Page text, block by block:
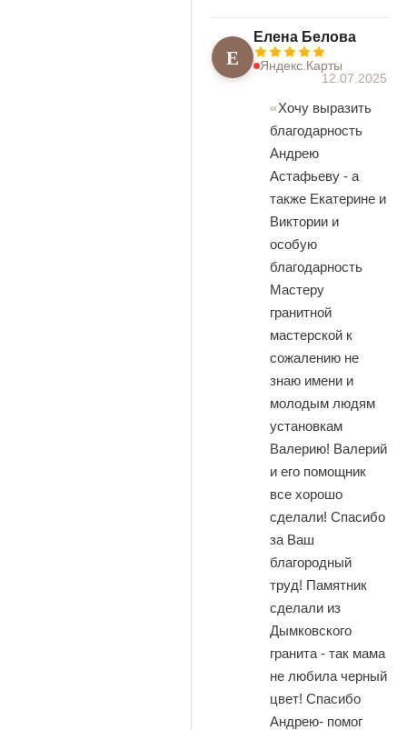
Е
Елена Белова
Яндекс.Карты
12.07.2025
Хочу выразить
благодарность
Андрею
Астафьеву - а
также Екатерине и
Виктории и
особую
благодарность
Мастеру
гранитной
мастерской к
сожалению не
знаю имени и
молодым людям
установкам
Валерию! Валерий
и его помощник
все хорошо
сделали! Спасибо
за Ваш
благородный
труд! Памятник
сделали из
Дымковского
гранита - так мама
не любила черный
цвет! Спасибо
Андрею- помог